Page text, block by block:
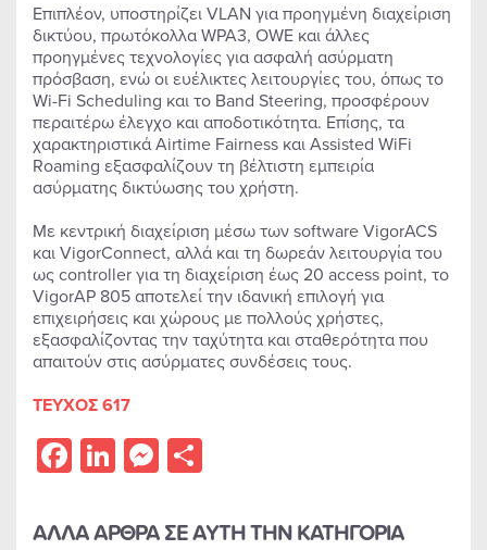
Επιπλέον, υποστηρίζει VLAN για προηγμένη διαχείριση
δικτύου, πρωτόκολλα WPA3, OWE και άλλες
προηγμένες τεχνολογίες για ασφαλή ασύρματη
πρόσβαση, ενώ οι ευέλικτες λειτουργίες του, όπως το
Wi-Fi Scheduling και το Band Steering, προσφέρουν
περαιτέρω έλεγχο και αποδοτικότητα. Επίσης, τα
χαρακτηριστικά Airtime Fairness και Assisted WiFi
Roaming εξασφαλίζουν τη βέλτιστη εμπειρία
ασύρματης δικτύωσης του χρήστη.
Με κεντρική διαχείριση μέσω των software VigorACS
και VigorConnect, αλλά και τη δωρεάν λειτουργία του
ως controller για τη διαχείριση έως 20 access point, το
VigorAP 805 αποτελεί την ιδανική επιλογή για
επιχειρήσεις και χώρους με πολλούς χρήστες,
εξασφαλίζοντας την ταχύτητα και σταθερότητα που
απαιτούν στις ασύρματες συνδέσεις τους.
ΤΕΥΧΟΣ 617
Facebook
LinkedIn
Messenger
ΑΛΛΑ ΑΡΘΡΑ ΣΕ ΑΥΤΗ ΤΗΝ ΚΑΤΗΓΟΡΙΑ